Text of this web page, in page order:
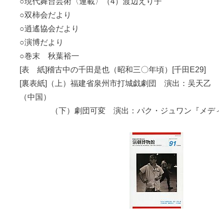
○双柿会だより
○逍遙協会だより
○演博だより
○巻末 秋葉裕一
[表 紙]稽古中の千田是也（昭和三〇年頃）[千田E29]
[裏表紙]（上）福建省泉州市打城戯劇団 演出：吴天乙
（中国）
（下）劇団可変 演出：パク・ジュワン『メディ